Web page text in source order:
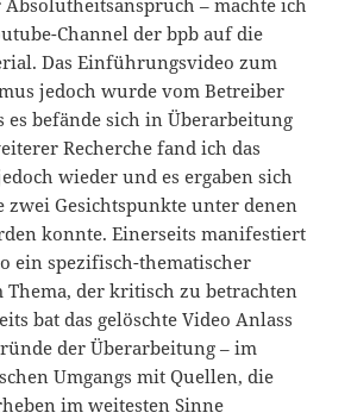
– machte ich
Channel der bpb auf die
Das Einführungsvideo zum
jedoch wurde vom Betreiber
befände sich in Überarbeitung
Recherche fand ich das
wieder und es ergaben sich
zwei Gesichtspunkte unter denen
konnte. Einerseits manifestiert
ein spezifisch-thematischer
Thema, der kritisch zu betrachten
bat das gelöschte Video Anlass
der Überarbeitung – im
Umgangs mit Quellen, die
im weitesten Sinne